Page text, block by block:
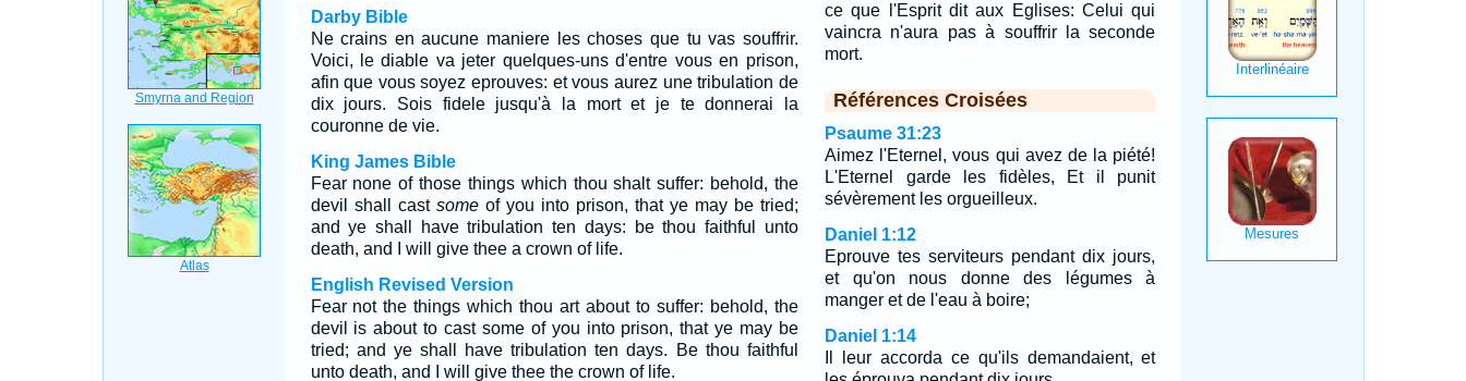
Darby Bible
Ne crains en aucune maniere les choses que tu vas souffrir.
Voici, le diable va jeter quelques-uns d'entre vous en prison,
afin que vous soyez eprouves: et vous aurez une tribulation de
dix jours. Sois fidele jusqu'à la mort et je te donnerai la
couronne de vie.
King James Bible
Fear none of those things which thou shalt suffer: behold, the
devil shall cast someof you into prison, that ye may be tried;
and ye shall have tribulation ten days: be thou faithful unto
death, and I will give thee a crown of life.
English Revised Version
Fear not the things which thou art about to suffer: behold, the
devil is about to cast some of you into prison, that ye may be
tried; and ye shall have tribulation ten days. Be thou faithful
unto death, and I will give thee the crown of life.
ce que l'Esprit dit aux Eglises: Celui qui
vaincra n'aura pas à souffrir la seconde
mort.
Références Croisées
Psaume 31:23
Aimez l'Eternel, vous qui avez de la piété!
L'Eternel garde les fidèles, Et il punit
sévèrement les orgueilleux.
Daniel 1:12
Eprouve tes serviteurs pendant dix jours,
et qu'on nous donne des légumes à
manger et de l'eau à boire;
Daniel 1:14
Il leur accorda ce qu'ils demandaient, et